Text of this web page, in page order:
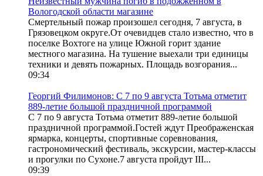
Вологодской области магазине
Смертельный пожар произошел сегодня, 7 августа, в
Грязовецком округе.От очевидцев стало известно, что в
поселке Вохтоге на улице Южной горит здание
местного магазина. На тушение выехали три единицы
техники и девять пожарных. Площадь возгорания...
09:34
Георгий Филимонов: С 7 по 9 августа Тотьма отметит
889-летие большой праздничной программой
С 7 по 9 августа Тотьма отметит 889-летие большой
праздничной программой.Гостей ждут Преображенская
ярмарка, концерты, спортивные соревнования,
гастрономический фестиваль, экскурсии, мастер-классы
и прогулки по Сухоне.7 августа пройдут III...
09:39